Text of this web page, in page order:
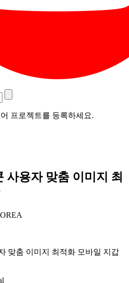
프로젝트를 등록하세요.
사용자 맞춤 이미지 최